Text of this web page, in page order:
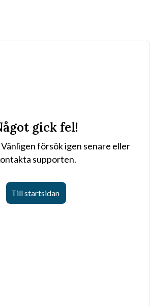
gick fel!
försök igen senare eller
supporten.
Till startsidan